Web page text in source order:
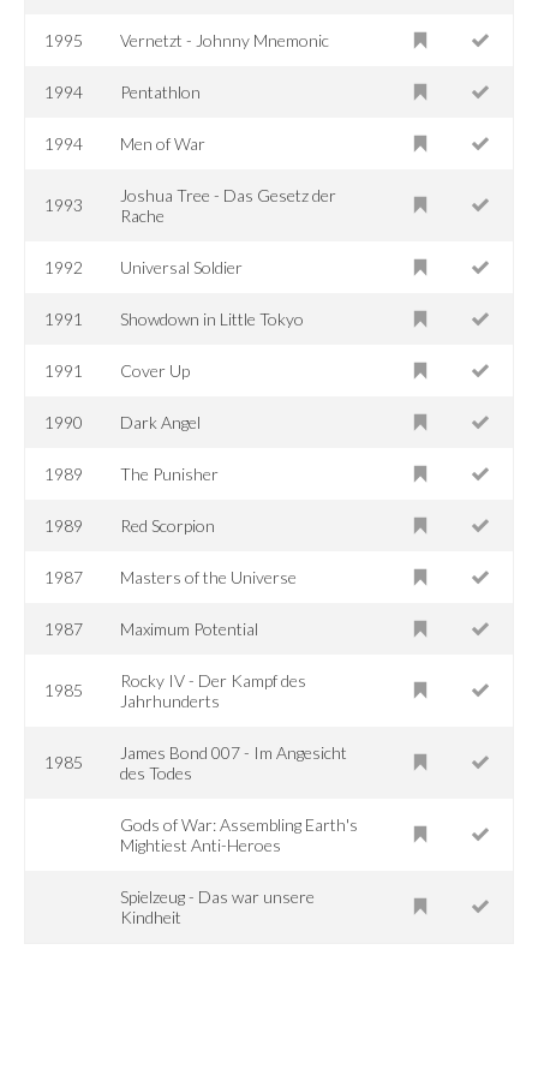
1995 Vernetzt - Johnny Mnemonic
1994 Pentathlon
1994 Men of War
1993
Joshua Tree - Das Gesetz der
Rache
1992 Universal Soldier
1991 Showdown in Little Tokyo
1991 Cover Up
1990 Dark Angel
1989 The Punisher
1989 Red Scorpion
1987 Masters of the Universe
1987 Maximum Potential
1985
Rocky IV - Der Kampf des
Jahrhunderts
1985
James Bond 007 - Im Angesicht
des Todes
Gods of War: Assembling Earth's
Mightiest Anti-Heroes
Spielzeug - Das war unsere
Kindheit